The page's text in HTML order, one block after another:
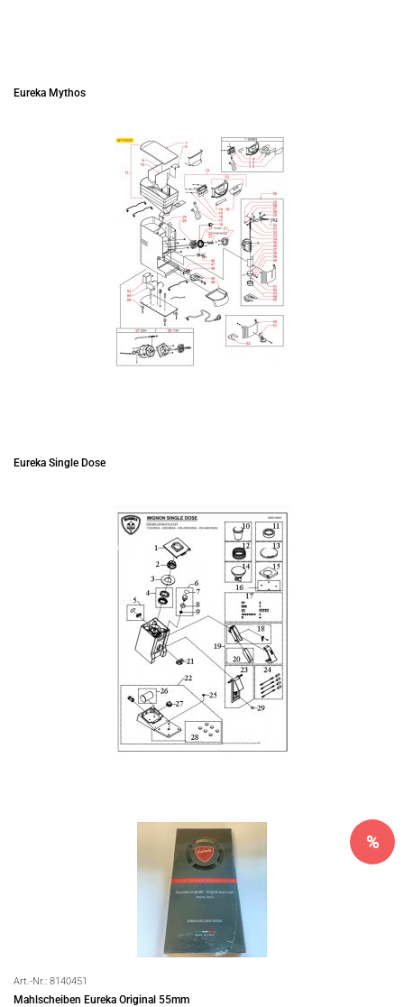
Eureka Mythos
Eureka Single Dose
Art.-Nr.: 8140451
Mahlscheiben Eureka Original 55mm
%